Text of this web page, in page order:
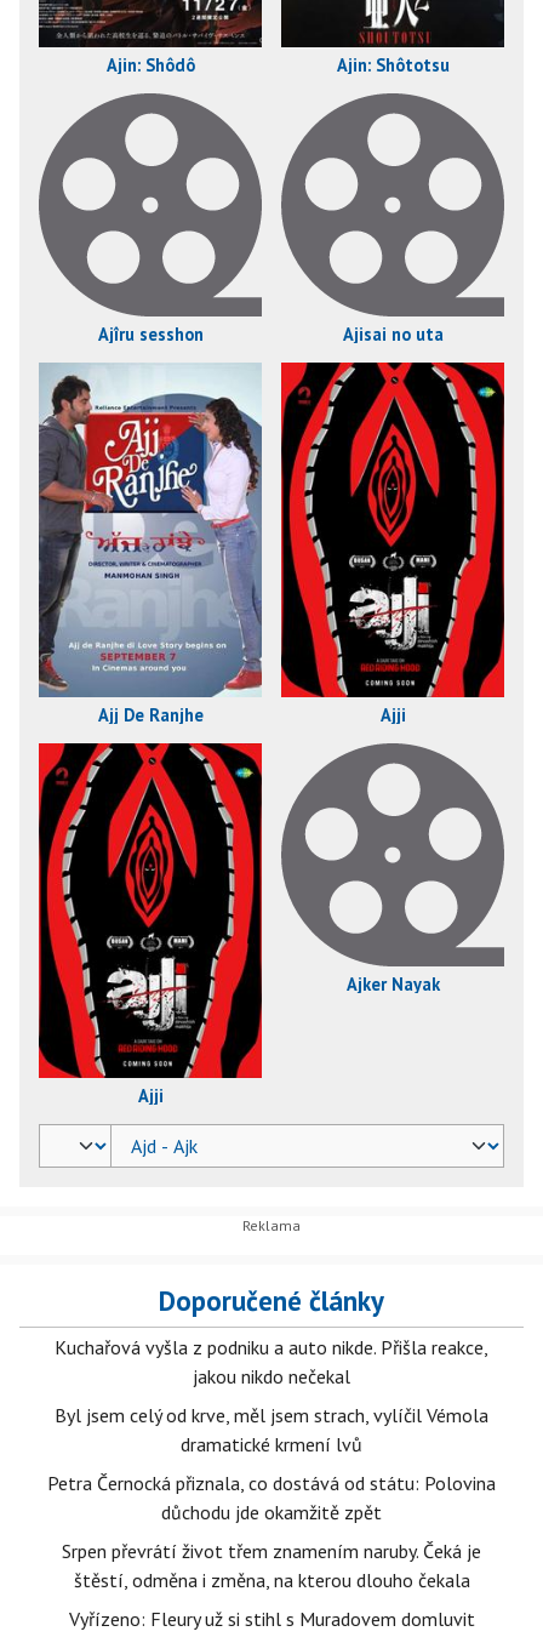
Ajin: Shôdô Ajin: Shôtotsu
Ajîru sesshon Ajisai no uta
Ajj De Ranjhe Ajji
Ajji
Ajker Nayak
Doporučené články
Kuchařová vyšla z podniku a auto nikde. Přišla reakce,
jakou nikdo nečekal
Byl jsem celý od krve, měl jsem strach, vylíčil Vémola
dramatické krmení lvů
Petra Černocká přiznala, co dostává od státu: Polovina
důchodu jde okamžitě zpět
Srpen převrátí život třem znamením naruby. Čeká je
štěstí, odměna i změna, na kterou dlouho čekala
Vyřízeno: Fleury už si stihl s Muradovem domluvit